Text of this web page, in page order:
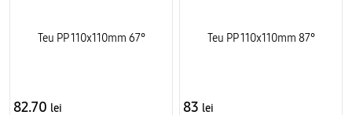
Teu PP 110x110mm 67°
82.70 lei
Teu PP 110x110mm 87°
83 lei